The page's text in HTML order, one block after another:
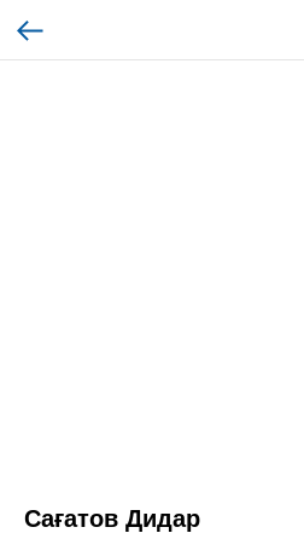
Сағатов Дидар